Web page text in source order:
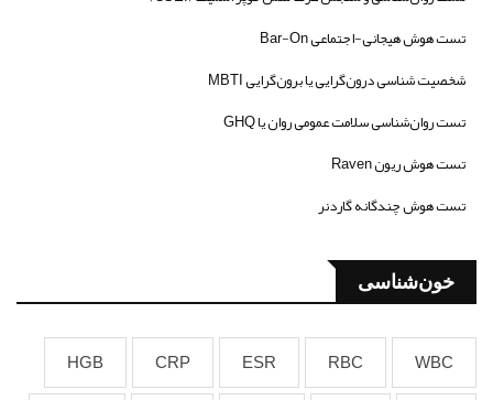
تست هوش هیجانی-اجتماعی Bar-On
شخصیت شناسی درون‌گرایی یا برون‌گرایی MBTI
تست روان‌شناسی سلامت عمومی روان یا GHQ
تست هوش ریون Raven
تست هوش چندگانه گاردنر
خون‌شناسی
WBC
RBC
ESR
CRP
HGB